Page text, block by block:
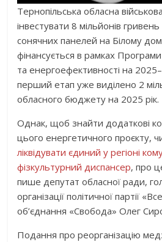
Тернопільська обласна
інвестувати 8 мільйонів
сонячних панелей на Білому
фінансується в рамках
та енергоефективності на
перший етап уже виділено 2
обласного бюджету на 2025 рік.
Однак, щоб знайти додаткові
цього енергетичного проєкту,
ліквідувати єдиний у регіоні
фізкультурний диспансер, про
пише депутат обласної ради,
організації політичної партії
об’єднання «Свобода» Олег
Подання про реорганізацію